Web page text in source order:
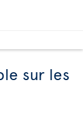
sur les